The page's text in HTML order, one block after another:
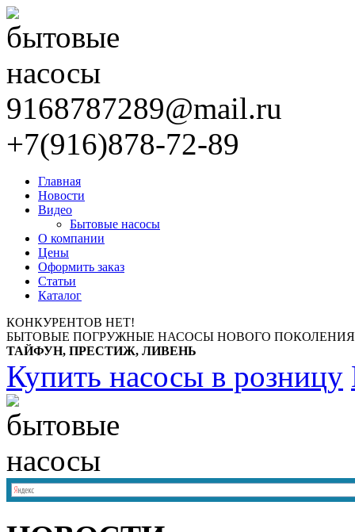
9168787289@mail.ru
+7(916)878-72-89
Главная
Новости
Видео
Бытовые насосы
О компании
Цены
Оформить заказ
Статьи
Каталог
КОНКУРЕНТОВ НЕТ!
БЫТОВЫЕ ПОГРУЖНЫЕ НАСОСЫ НОВОГО
ТАЙФУН, ПРЕСТИЖ, ЛИВЕНЬ
Купить насосы в розницу